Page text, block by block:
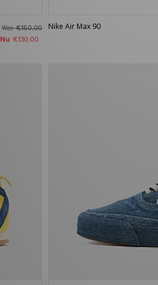
Was€150,00
Nu €130,00
Nike Air Max 90